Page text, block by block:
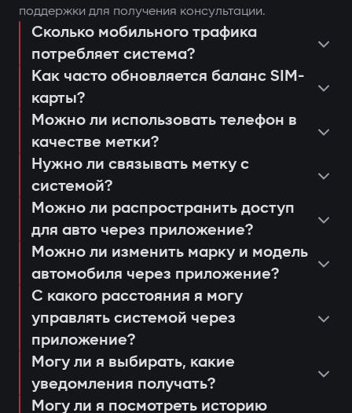
автомобиля через GPS;
блокировка двигателя при попытке
несанкционированного запуска;
уведомления через приложение
Gazer Car;
дистанционный автозапуск
двигателя;
ведение журнала событий и попыток
доступа;
анализ движения и истории поездок.
Защита от «электронной удочки»
Использование цифровой метки с
шифрованием AES128, которую
невозможно продлить или заменить. Это
предотвращает «релейные атаки» даже
при наличии скопированного ключа.
Авторизация владельца по метке
При открытии дверей или запуске
двигателя система ищет метку
владельца. Если её нет рядом —
двигатель блокируется, а владелец
мгновенно получает уведомление через
поставить или снять автомобиль с
охраны;
запустить двигатель дистанционно;
просмотреть последние
срабатывания или действия системы;
настроить push-уведомления и
сценарии доступа для членов семьи
или сервисных работников;
получать напоминания о
техобслуживании или обновлении
прошивки (Smart Update).
консультация и подбор оптимальной
системы;
установка и программирование
модулей;
проверка соединения и качества
сигнала 4G LTE;
объяснение пользователю работы и
управления через приложение Gazer
Car;
выдача гарантийного талона и
активация 3-летней поддержки.
поддержки для получения консультации.
Сколько мобильного трафика
потребляет система?
Как часто обновляется баланс SIM-
карты?
Можно ли использовать телефон в
качестве метки?
Нужно ли связывать метку с
системой?
Можно ли распространить доступ
для авто через приложение?
Можно ли изменить марку и модель
автомобиля через приложение?
С какого расстояния я могу
управлять системой через
приложение?
Могу ли я выбирать, какие
уведомления получать?
Могу ли я посмотреть историю